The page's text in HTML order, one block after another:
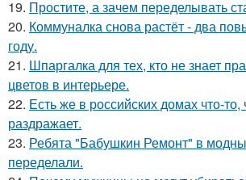
19. Простите, а зачем переделывать
20. Коммуналка снова растёт - два
году.
21. Шпаргалка для тех, кто не знает
цветов в интерьере.
22. Есть же в российских домах что-то,
раздражает.
23. Ребята "Бабушкин Ремонт" в
переделали.